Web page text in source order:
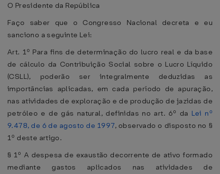
O Presidente da República
Faço saber que o Congresso Nacional decreta e eu
sanciono a seguinte Lei:
Art. 1º Para fins de determinação do lucro real e da base
de cálculo da Contribuição Social sobre o Lucro Líquido
(CSLL), poderão ser integralmente deduzidas as
importâncias aplicadas, em cada período de apuração,
nas atividades de exploração e de produção de jazidas de
petróleo e de gás natural, definidas no art. 6º da Lei nº
9.478, de 6 de agosto de 1997, observado o disposto no §
1º deste artigo.
§ 1º A despesa de exaustão decorrente de ativo formado
mediante gastos aplicados nas atividades de